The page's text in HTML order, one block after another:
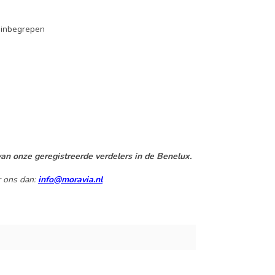
onze geregistreerde verdelers in de Benelux.
ons dan: info@moravia.nl